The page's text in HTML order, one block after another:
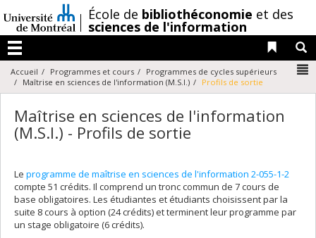
au
contenu
/École de bibliothéconomie et des
sciences de l'information
Menu
Liens
Accueil Programmes et cours
Programmes de cycles supérieurs
Maîtrise en sciences de l'information (M.S.I.)
Profils de sortie
Maîtrise en sciences de l'information
(M.S.I.) - Profils de sortie
Le programme de maîtrise en sciences de l'information 2-055-1-2
compte 51 crédits. Il comprend un tronc commun de 7 cours de
base obligatoires. Les étudiantes et étudiants choisissent par la
suite 8 cours à option (24 crédits) et terminent leur programme par
un stage obligatoire (6 crédits).